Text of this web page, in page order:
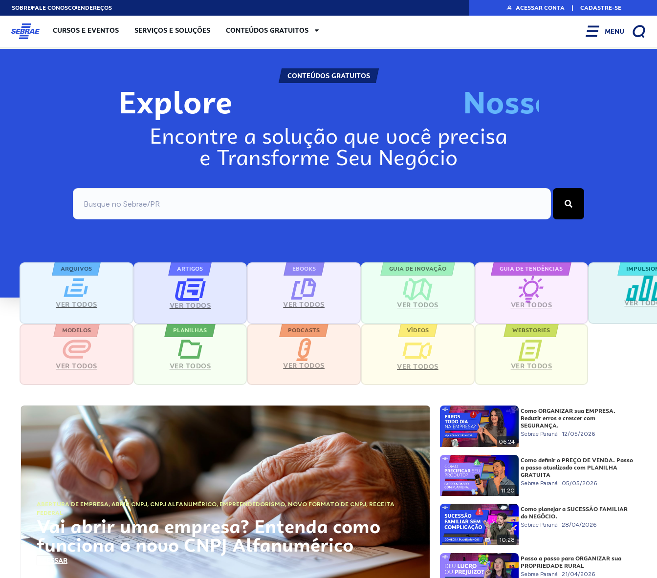
SOBREFALE CONOSCOENDEREÇOS ACESSAR CONTA | CADASTRE-SE
CURSOS E EVENTOS SERVIÇOS E SOLUÇÕES CONTEÚDOS GRATUITOS MENU
CONTEÚDOS GRATUITOS
Explore Nosso
Encontre a solução que você precisa
e Transforme Seu Negócio
ARQUIVOS
VER TODOS
ARTIGOS
VER TODOS
EBOOKS
VER TODOS
GUIA DE INOVAÇÃO
VER TODOS
GUIA DE TENDÊNCIAS
VER TODOS VER
MODELOS
VER TODOS
PLANILHAS
VER TODOS
PODCASTS
VER TODOS
VÍDEOS
VER TODOS
WEBSTORIES
VER TODOS
ABERTURA DE EMPRESA,ABRIR CNPJ, CNPJ ALFANUMÉRICO, EMPREENDEDORISMO,NOVO FORMATO DE CNPJ,RECEITA
FEDERAL
Vai abrir uma empresa? Entenda como
funciona o novo CNPJ Alfanumérico
ACESSAR
06:24
Como ORGANIZAR sua EMPRESA.
Reduzir erros e crescer com
SEGURANÇA.
Sebrae Paraná 12/05/2026
11:20
Como definir o PREÇO DE VENDA. Passo
a passo atualizado com PLANILHA
GRATUITA
Sebrae Paraná 05/05/2026
10:28
Como planejar a SUCESSÃO FAMILIAR
do NEGÓCIO.
Sebrae Paraná 28/04/2026
Passo a passo para ORGANIZAR sua
PROPRIEDADE RURAL
Sebrae Paraná 21/04/2026